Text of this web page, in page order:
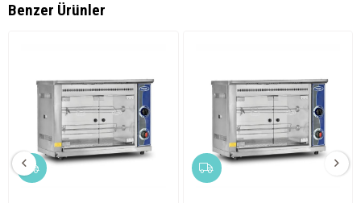
Benzer Ürünler